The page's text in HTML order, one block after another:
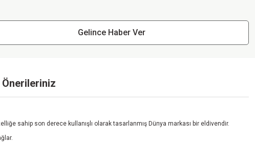
Gelince Haber Ver
Önerileriniz
sahip son derece kullanışlı olarak tasarlanmış Dünya markası bir eldivendir.